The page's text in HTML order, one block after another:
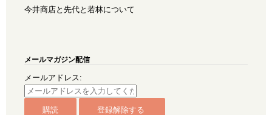
今井商店と先代と若林について
メールマガジン配信
メールアドレス: